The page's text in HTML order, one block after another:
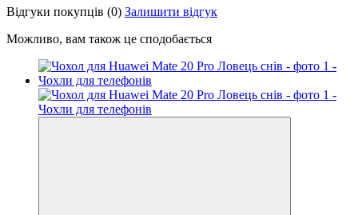
Відгуки покупців (0) Залишити відгук
Можливо, вам також це сподобається